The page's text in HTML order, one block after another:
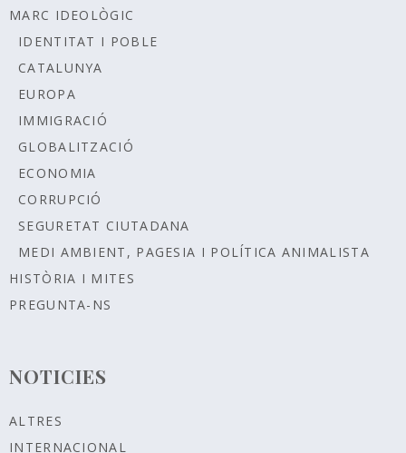
MARC IDEOLÒGIC
IDENTITAT I POBLE
CATALUNYA
EUROPA
IMMIGRACIÓ
GLOBALITZACIÓ
ECONOMIA
CORRUPCIÓ
SEGURETAT CIUTADANA
MEDI AMBIENT, PAGESIA I POLÍTICA ANIMALISTA
HISTÒRIA I MITES
PREGUNTA-NS
NOTICIES
ALTRES
INTERNACIONAL